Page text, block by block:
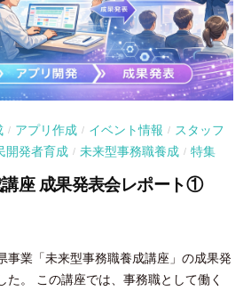
/ アプリ作成 / イベント情報 / スタッフ
開発者育成 / 未来型事務職養成 / 特集
座 成果発表会レポート①
事業「未来型事務職養成講座」の成果発
た。 この講座では、事務職として働く